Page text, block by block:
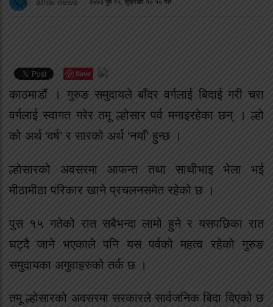
२०७३ पुष १५, शुक्रबार १०:१० गते
Save
काठमाडौं । गुरुङ समुदायले बाँदर वर्गलाई बिदाई गरी चरा
वर्गलाई स्वागत गरेर तमू ल्होसार पर्व मनाइरहेका छन् । ल्हो
को अर्थ ‘वर्ष’ र सारको अर्थ ‘नयाँ’ हुन्छ ।
ल्होसारको अवसरमा आफन्त तथा साथीभाइ भेला भई
मीठामीठा परिकार खाने प्रचलनसमेत रहेको छ ।
पुस १५ गतेको रात सबैभन्दा लामो हुने र यसपछिका रात
घट्दै जाने भएकाले पनि यस पर्वको महत्व रहेको गुरुङ
समुदायका अगुवाहरुको तर्क छ ।
तमू ल्होसारको अवसरमा सरकारले सार्वजनिक बिदा दिएको छ